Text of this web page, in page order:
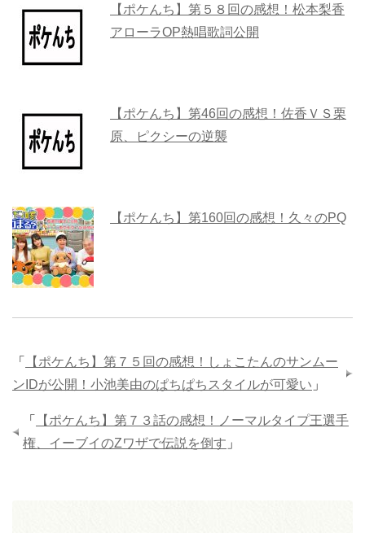
【ポケんち】第５８回の感想！松本梨香
アローラOP熱唱歌詞公開
【ポケんち】第46回の感想！佐香ＶＳ栗
原、ピクシーの逆襲
【ポケんち】第160回の感想！久々のPQ
「
【ポケんち】第７５回の感想！しょこたんのサンムー
ンIDが公開！小池美由のぱちぱちスタイルが可愛い 」
「
【ポケんち】第７３話の感想！ノーマルタイプ王選手
権、イーブイのZワザで伝説を倒す 」